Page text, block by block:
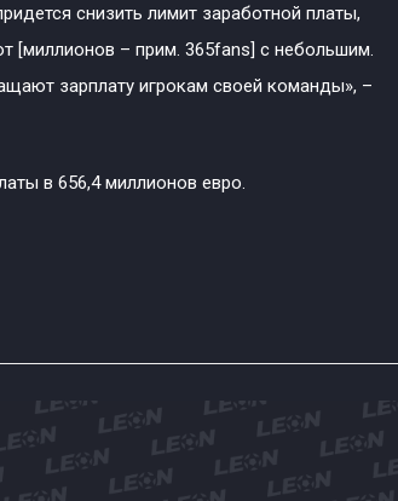
снизить лимит заработной платы,
[миллионов – прим. 365fans] с небольшим.
зарплату игрокам своей команды», –
в 656,4 миллионов евро.